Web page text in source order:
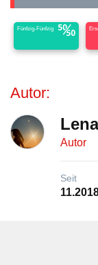
Fünfzig-Fünfzig
Autor:
Autor
Seit